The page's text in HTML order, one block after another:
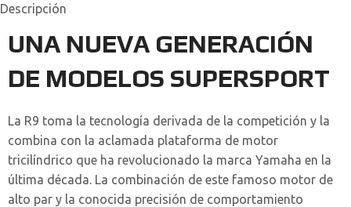
Descripción
UNA NUEVA GENERACIÓN
DE MODELOS SUPERSPORT
La R9 toma la tecnología derivada de la competición y la
combina con la aclamada plataforma de motor
tricilíndrico que ha revolucionado la marca Yamaha en la
última década. La combinación de este famoso motor de
alto par y la conocida precisión de comportamiento